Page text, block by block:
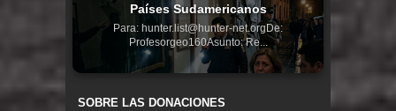
Países Sudamericanos
Para: hunter.list@hunter-net.orgDe:
Profesorgeo160Asunto: Re...
SOBRE LAS DONACIONES